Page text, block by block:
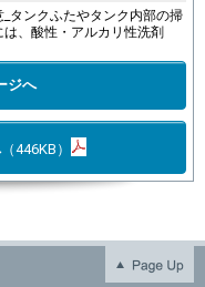
_タンクふたやタンク内部の掃
は、酸性・アルカリ性洗剤
ジへ
（446KB）